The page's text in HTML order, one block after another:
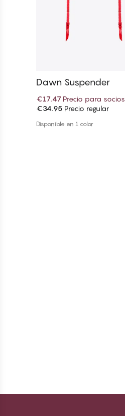
Añadir a la cesta
Dawn Suspender
€17.47 Precio para socios
€34.95 Precio regular
Disponible en 1 color